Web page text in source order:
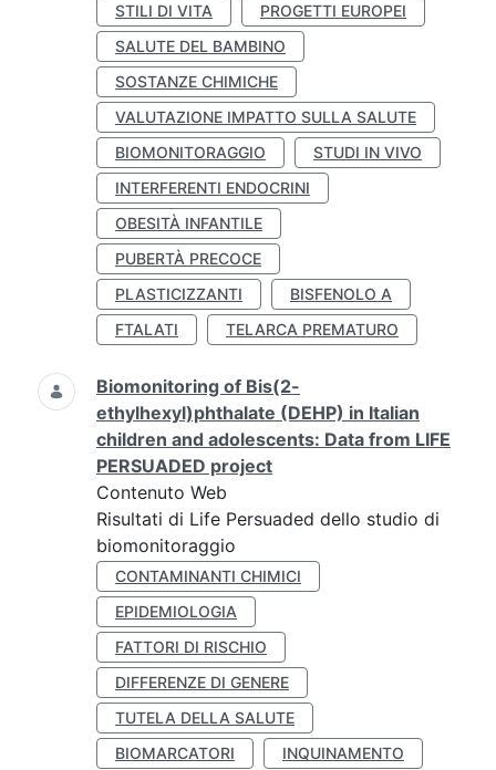
STILI DI VITA
PROGETTI EUROPEI
SALUTE DEL BAMBINO
SOSTANZE CHIMICHE
VALUTAZIONE IMPATTO SULLA SALUTE
BIOMONITORAGGIO
STUDI IN VIVO
INTERFERENTI ENDOCRINI
OBESITÀ INFANTILE
PUBERTÀ PRECOCE
PLASTICIZZANTI
BISFENOLO A
FTALATI
TELARCA PREMATURO
Biomonitoring of Bis(2-
ethylhexyl)phthalate (DEHP) in Italian
children and adolescents: Data from LIFE
PERSUADED project
Contenuto Web
Risultati di Life Persuaded dello studio di
biomonitoraggio
CONTAMINANTI CHIMICI
EPIDEMIOLOGIA
FATTORI DI RISCHIO
DIFFERENZE DI GENERE
TUTELA DELLA SALUTE
BIOMARCATORI
INQUINAMENTO